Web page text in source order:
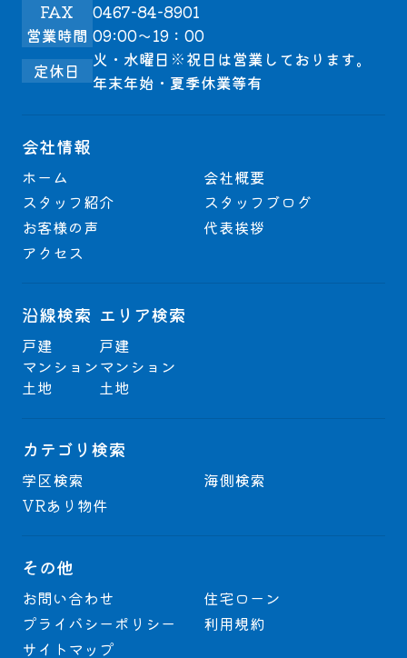
FAX
0467-84-8901
営業時間 09:00～19：00
定休日
火・水曜日※祝日は営業しております。
年末年始・夏季休業等有
会社情報
ホーム
会社概要
スタッフ紹介
スタッフブログ
お客様の声
代表挨拶
アクセス
沿線検索
戸建
マンション
土地
エリア検索
戸建
マンション
土地
カテゴリ検索
学区検索
海側検索
VRあり物件
その他
お問い合わせ
住宅ローン
プライバシーポリシー
利用規約
サイトマップ